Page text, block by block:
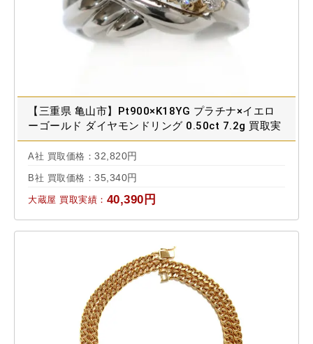
【三重県 亀山市】Pt900×K18YG プラチナ×イエロ
ーゴールド ダイヤモンドリング 0.50ct 7.2g 買取実
績 2022.11
A社 買取価格： 32,820円
B社 買取価格： 35,340円
大蔵屋 買取実績： 40,390円